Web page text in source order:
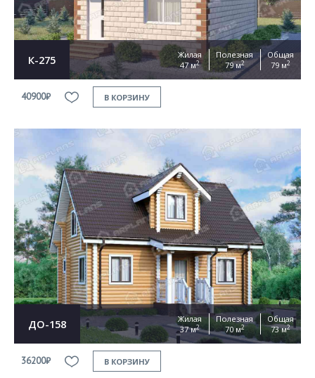
К-275
Жилая
47 м2
Полезная
79 м2
Общая
79 м2
40900₽ В КОРЗИНУ
ДО-158
Жилая
37 м2
Полезная
70 м2
Общая
73 м2
36200₽ В КОРЗИНУ